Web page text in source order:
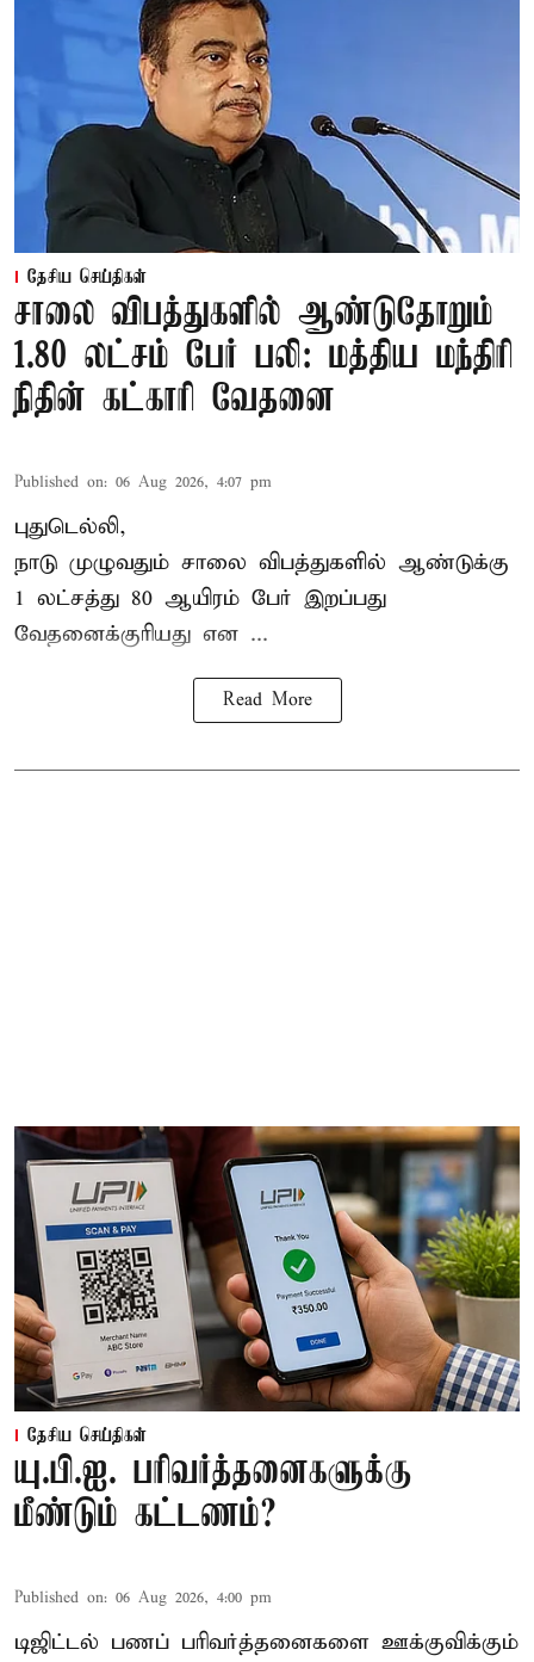
தேசிய செய்திகள்
சாலை விபத்துகளில் ஆண்டுதோறும்
1.80 லட்சம் பேர் பலி: மத்திய மந்திரி
நிதின் கட்காரி வேதனை
Published on: 06 Aug 2026, 4:07 pm
புதுடெல்லி,
நாடு முழுவதும் சாலை விபத்துகளில் ஆண்டுக்கு
1 லட்சத்து 80 ஆயிரம் பேர் இறப்பது
வேதனைக்குரியது என ...
Read More
தேசிய செய்திகள்
யு.பி.ஐ. பரிவர்த்தனைகளுக்கு
மீண்டும் கட்டணம்?
Published on: 06 Aug 2026, 4:00 pm
டிஜிட்டல் பணப் பரிவர்த்தனைகளை ஊக்குவிக்கும்